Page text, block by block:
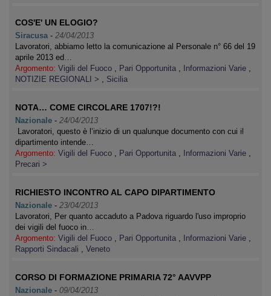
COS'E' UN ELOGIO?
Siracusa - 24/04/2013
Lavoratori, abbiamo letto la comunicazione al Personale n° 66 del 19
aprile 2013 ed…
Argomento: Vigili del Fuoco , Pari Opportunita , Informazioni Varie ,
NOTIZIE REGIONALI > , Sicilia
NOTA… COME CIRCOLARE 1707!?!
Nazionale - 24/04/2013
Lavoratori, questo è l’inizio di un qualunque documento con cui il
dipartimento intende…
Argomento: Vigili del Fuoco , Pari Opportunita , Informazioni Varie ,
Precari >
RICHIESTO INCONTRO AL CAPO DIPARTIMENTO
Nazionale - 23/04/2013
Lavoratori, Per quanto accaduto a Padova riguardo l'uso improprio
dei vigili del fuoco in…
Argomento: Vigili del Fuoco , Pari Opportunita , Informazioni Varie ,
Rapporti Sindacali , Veneto
CORSO DI FORMAZIONE PRIMARIA 72° AAVVPP
Nazionale - 09/04/2013